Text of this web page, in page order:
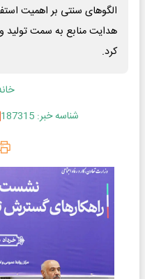
الگوهای سنتی بر اهمیت
هدایت منابع به سمت تولید و
کرد.
شناسه خبر: 187315